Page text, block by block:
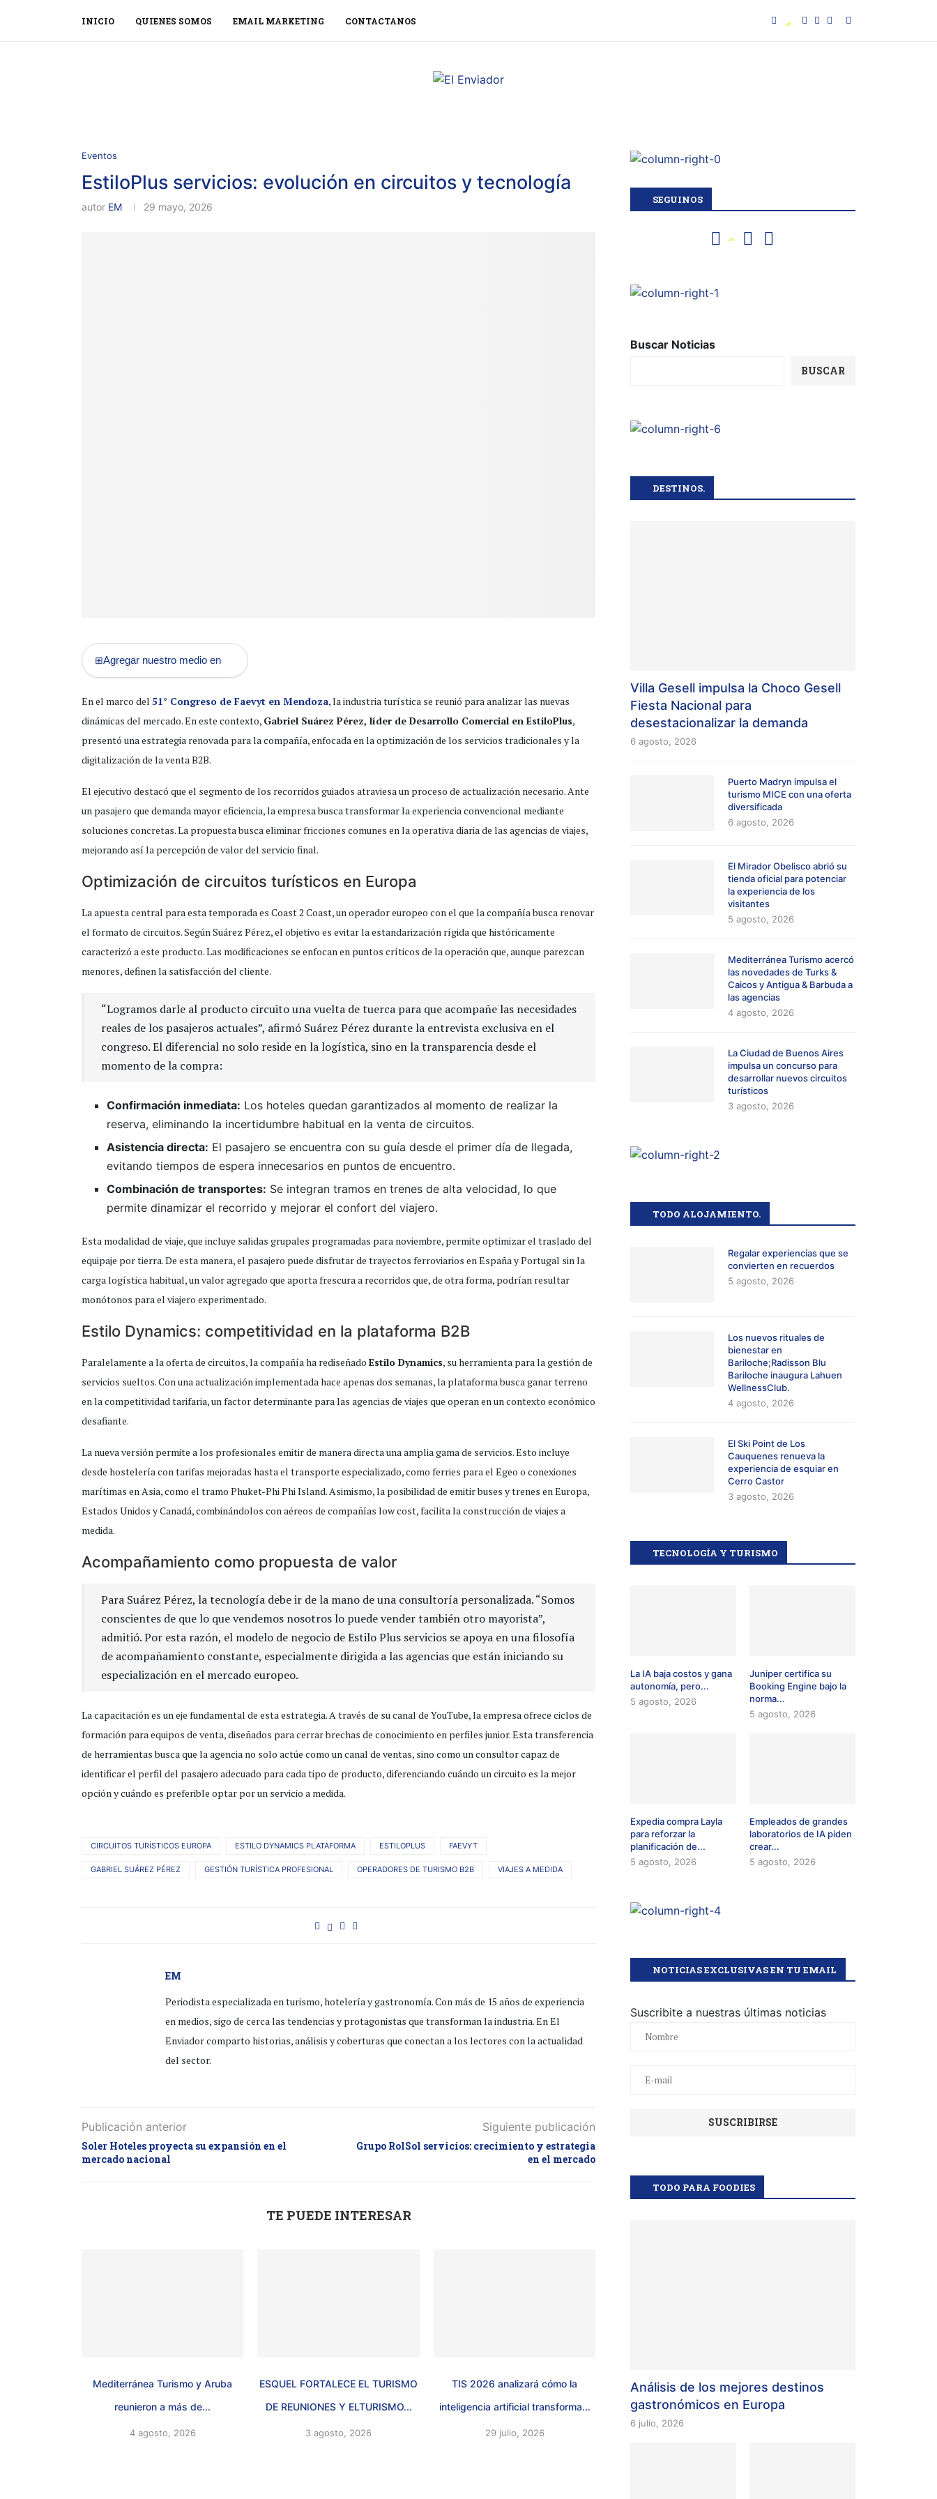
INICIO QUIENES SOMOS EMAIL MARKETING CONTACTANOS
Eventos
EstiloPlus servicios: evolución en circuitos y tecnología
autor EM 29 mayo, 2026
⊞Agregar nuestro medio en
En el marco del 51° Congreso de Faevyt en Mendoza, la industria turística se reunió para analizar las nuevas
dinámicas del mercado. En este contexto, Gabriel Suárez Pérez, líder de Desarrollo Comercial en EstiloPlus,
presentó una estrategia renovada para la compañía, enfocada en la optimización de los servicios tradicionales y la
digitalización de la venta B2B.
El ejecutivo destacó que el segmento de los recorridos guiados atraviesa un proceso de actualización necesario. Ante
un pasajero que demanda mayor eficiencia, la empresa busca transformar la experiencia convencional mediante
soluciones concretas. La propuesta busca eliminar fricciones comunes en la operativa diaria de las agencias de viajes,
mejorando así la percepción de valor del servicio final.
Optimización de circuitos turísticos en Europa
La apuesta central para esta temporada es Coast 2 Coast, un operador europeo con el que la compañía busca renovar
el formato de circuitos. Según Suárez Pérez, el objetivo es evitar la estandarización rígida que históricamente
caracterizó a este producto. Las modificaciones se enfocan en puntos críticos de la operación que, aunque parezcan
menores, definen la satisfacción del cliente.
“Logramos darle al producto circuito una vuelta de tuerca para que acompañe las necesidades
reales de los pasajeros actuales”, afirmó Suárez Pérez durante la entrevista exclusiva en el
congreso. El diferencial no solo reside en la logística, sino en la transparencia desde el
momento de la compra:
Confirmación inmediata: Los hoteles quedan garantizados al momento de realizar la
reserva, eliminando la incertidumbre habitual en la venta de circuitos.
Asistencia directa: El pasajero se encuentra con su guía desde el primer día de llegada,
evitando tiempos de espera innecesarios en puntos de encuentro.
Combinación de transportes: Se integran tramos en trenes de alta velocidad, lo que
permite dinamizar el recorrido y mejorar el confort del viajero.
Esta modalidad de viaje, que incluye salidas grupales programadas para noviembre, permite optimizar el traslado del
equipaje por tierra. De esta manera, el pasajero puede disfrutar de trayectos ferroviarios en España y Portugal sin la
carga logística habitual, un valor agregado que aporta frescura a recorridos que, de otra forma, podrían resultar
monótonos para el viajero experimentado.
Estilo Dynamics: competitividad en la plataforma B2B
Paralelamente a la oferta de circuitos, la compañía ha rediseñado Estilo Dynamics, su herramienta para la gestión de
servicios sueltos. Con una actualización implementada hace apenas dos semanas, la plataforma busca ganar terreno
en la competitividad tarifaria, un factor determinante para las agencias de viajes que operan en un contexto económico
desafiante.
La nueva versión permite a los profesionales emitir de manera directa una amplia gama de servicios. Esto incluye
desde hostelería con tarifas mejoradas hasta el transporte especializado, como ferries para el Egeo o conexiones
marítimas en Asia, como el tramo Phuket-Phi Phi Island. Asimismo, la posibilidad de emitir buses y trenes en Europa,
Estados Unidos y Canadá, combinándolos con aéreos de compañías low cost, facilita la construcción de viajes a
medida.
Acompañamiento como propuesta de valor
Para Suárez Pérez, la tecnología debe ir de la mano de una consultoría personalizada. “Somos
conscientes de que lo que vendemos nosotros lo puede vender también otro mayorista”,
admitió. Por esta razón, el modelo de negocio de Estilo Plus servicios se apoya en una filosofía
de acompañamiento constante, especialmente dirigida a las agencias que están iniciando su
especialización en el mercado europeo.
La capacitación es un eje fundamental de esta estrategia. A través de su canal de YouTube, la empresa ofrece ciclos de
formación para equipos de venta, diseñados para cerrar brechas de conocimiento en perfiles junior. Esta transferencia
de herramientas busca que la agencia no solo actúe como un canal de ventas, sino como un consultor capaz de
identificar el perfil del pasajero adecuado para cada tipo de producto, diferenciando cuándo un circuito es la mejor
opción y cuándo es preferible optar por un servicio a medida.
CIRCUITOS TURÍSTICOS EUROPA ESTILO DYNAMICS PLATAFORMA ESTILOPLUS FAEVYT
GABRIEL SUÁREZ PÉREZ GESTIÓN TURÍSTICA PROFESIONAL OPERADORES DE TURISMO B2B VIAJES A MEDIDA
EM
Periodista especializada en turismo, hotelería y gastronomía. Con más de 15 años de experiencia
en medios, sigo de cerca las tendencias y protagonistas que transforman la industria. En El
Enviador comparto historias, análisis y coberturas que conectan a los lectores con la actualidad
del sector.
Publicación anterior
Soler Hoteles proyecta su expansión en el
mercado nacional
Siguiente publicación
Grupo RolSol servicios: crecimiento y estrategia
en el mercado
TE PUEDE INTERESAR
Mediterránea Turismo y Aruba
reunieron a más de...
4 agosto, 2026
ESQUEL FORTALECE EL TURISMO
DE REUNIONES Y ELTURISMO...
3 agosto, 2026
TIS 2026 analizará cómo la
inteligencia artificial transforma...
29 julio, 2026
SEGUINOS
Buscar Noticias
BUSCAR
DESTINOS.
Villa Gesell impulsa la Choco Gesell
Fiesta Nacional para
desestacionalizar la demanda
6 agosto, 2026
Puerto Madryn impulsa el
turismo MICE con una oferta
diversificada
6 agosto, 2026
El Mirador Obelisco abrió su
tienda oficial para potenciar
la experiencia de los
visitantes
5 agosto, 2026
Mediterránea Turismo acercó
las novedades de Turks &
Caicos y Antigua & Barbuda a
las agencias
4 agosto, 2026
La Ciudad de Buenos Aires
impulsa un concurso para
desarrollar nuevos circuitos
turísticos
3 agosto, 2026
TODO ALOJAMIENTO.
Regalar experiencias que se
convierten en recuerdos
5 agosto, 2026
Los nuevos rituales de
bienestar en
Bariloche;Radisson Blu
Bariloche inaugura Lahuen
WellnessClub.
4 agosto, 2026
El Ski Point de Los
Cauquenes renueva la
experiencia de esquiar en
Cerro Castor
3 agosto, 2026
TECNOLOGÍA Y TURISMO
La IA baja costos y gana
autonomía, pero...
5 agosto, 2026
Juniper certifica su
Booking Engine bajo la
norma...
5 agosto, 2026
Expedia compra Layla
para reforzar la
planificación de...
5 agosto, 2026
Empleados de grandes
laboratorios de IA piden
crear...
5 agosto, 2026
NOTICIAS EXCLUSIVAS EN TU EMAIL
Suscribite a nuestras últimas noticias
TODO PARA FOODIES
Análisis de los mejores destinos
gastronómicos en Europa
6 julio, 2026